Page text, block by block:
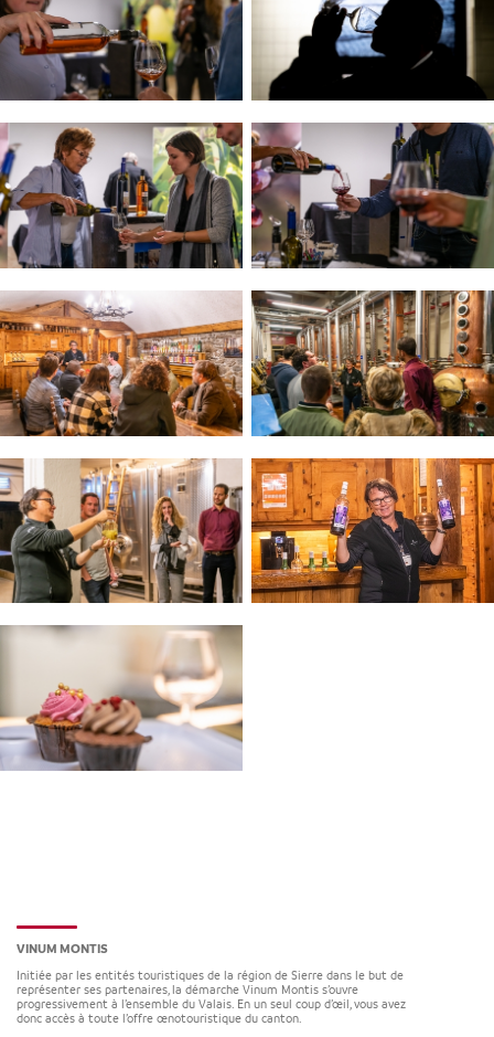
VINUM MONTIS
Initiée par les entités touristiques de la région de Sierre dans le but de
représenter ses partenaires, la démarche Vinum Montis s’ouvre
progressivement à l’ensemble du Valais. En un seul coup d’œil, vous avez
donc accès à toute l’offre œnotouristique du canton.